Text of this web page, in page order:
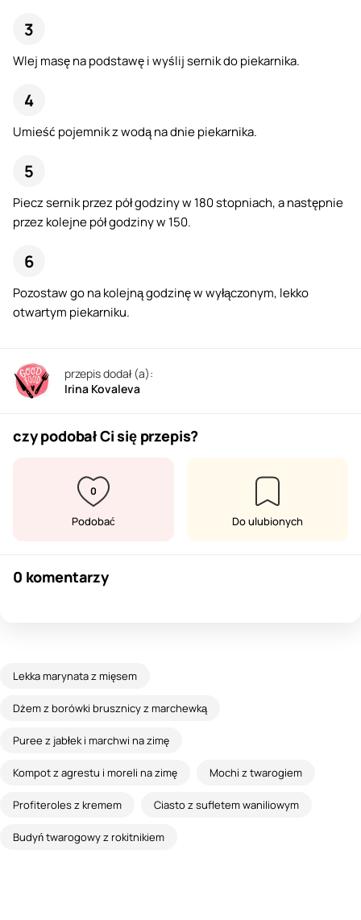
Wlej masę na podstawę i wyślij sernik do piekarnika.
Umieść pojemnik z wodą na dnie piekarnika.
Piecz sernik przez pół godziny w 180 stopniach, a następnie
przez kolejne pół godziny w 150.
Pozostaw go na kolejną godzinę w wyłączonym, lekko
otwartym piekarniku.
przepis dodał (a):
Irina Kovaleva
czy podobał Ci się przepis?
0
Podobać Do ulubionych
0 komentarzy
Lekka marynata z mięsem
Dżem z borówki brusznicy z marchewką
Puree z jabłek i marchwi na zimę
Kompot z agrestu i moreli na zimę Mochi z twarogiem
Profiteroles z kremem Ciasto z sufletem waniliowym
Budyń twarogowy z rokitnikiem